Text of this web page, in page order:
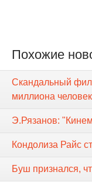
Похожие
Скандальный
миллиона человек
Э.Рязанов:
Кондолиза Райс
Буш признался,